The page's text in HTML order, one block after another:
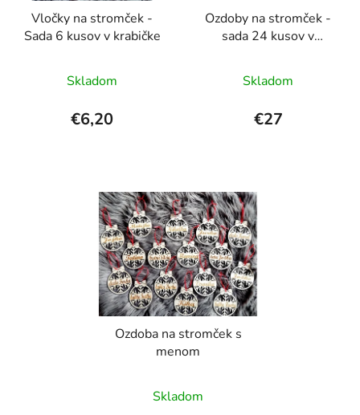
Vločky na stromček -
Sada 6 kusov v krabičke
Skladom
€6,20
Ozdoby na stromček -
sada 24 kusov v
hodnotenie
produktu
Skladom
€27
Ozdoba na stromček s
menom
hodnotenie
Skladom